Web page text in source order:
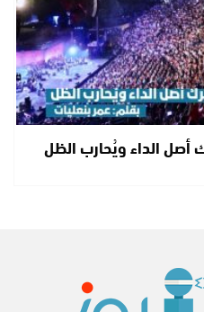
أصل الداء ويُحارب الظل